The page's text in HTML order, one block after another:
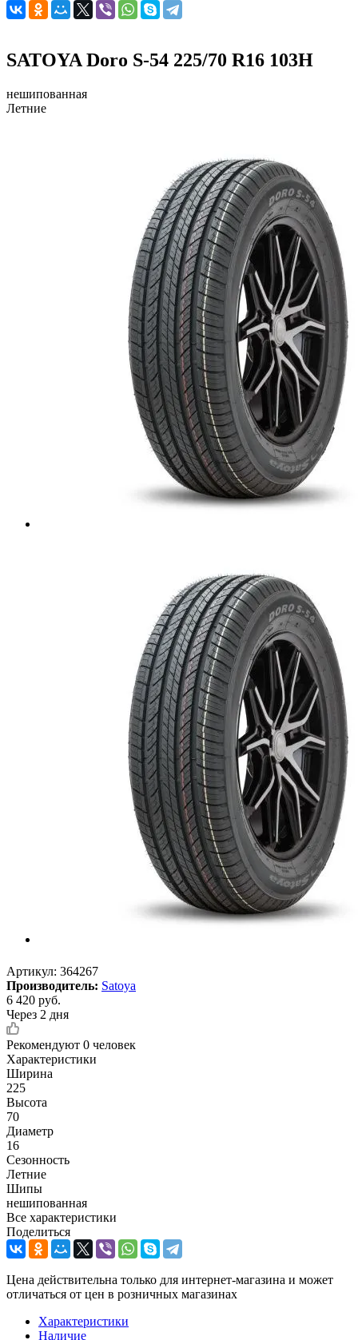
SATOYA Doro S-54 225/70 R16 103H
нешипованная
Летние
Артикул: 364267
Производитель: Satoya
6 420 руб.
Через 2 дня
Рекомендуют 0 человек
Характеристики
Ширина
225
Высота
70
Диаметр
16
Сезонность
Летние
Шипы
нешипованная
Все характеристики
Поделиться
Цена действительна только для интернет-магазина и может
отличаться от цен в розничных магазинах
Характеристики
Наличие